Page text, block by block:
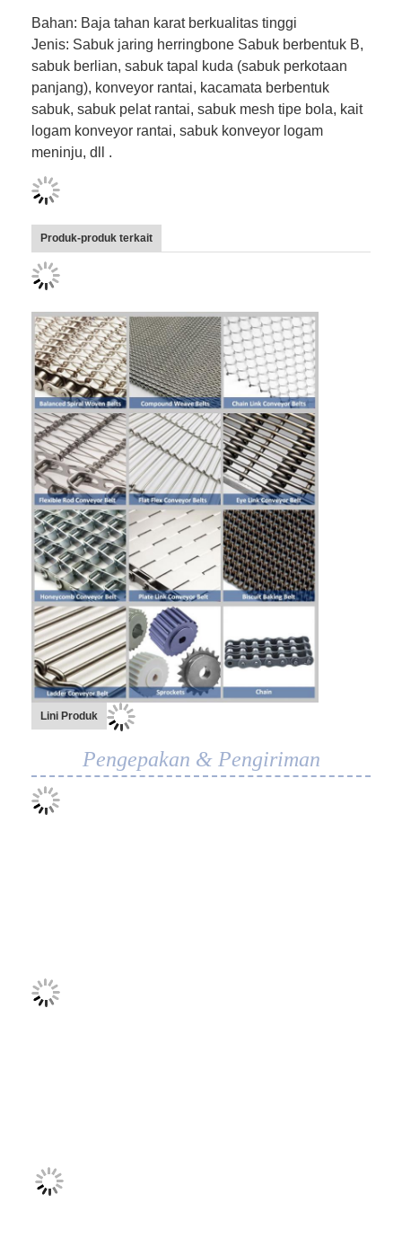
Sabuk Konveyor Sarang Lebah
Pelat Rantai Konveyor
Sabuk Jala Fotovoltaik Surya
Sabuk Konveyor Oven
Bahan: Baja tahan karat berkualitas tinggi
Jenis: Sabuk jaring herringbone Sabuk berbentuk B,
sabuk berlian, sabuk tapal kuda (sabuk perkotaan
panjang), konveyor rantai, kacamata berbentuk
sabuk, sabuk pelat rantai, sabuk mesh tipe bola, kait
logam konveyor rantai, sabuk konveyor logam
meninju, dll .
Produk-produk terkait
Lini Produk
Pengepakan & Pengiriman